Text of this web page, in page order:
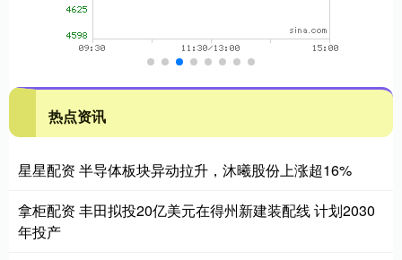
热点资讯
星星配资 半导体板块异动拉升，沐曦股份上涨超16%
拿柜配资 丰田拟投20亿美元在得州新建装配线 计划2030
年投产